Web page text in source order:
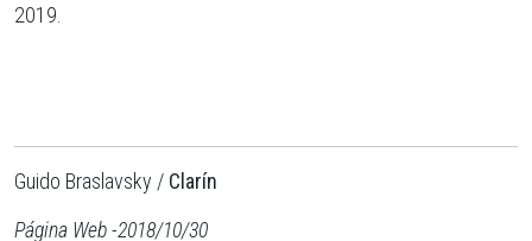
2019.
Guido Braslavsky / Clarín
Página Web -2018/10/30